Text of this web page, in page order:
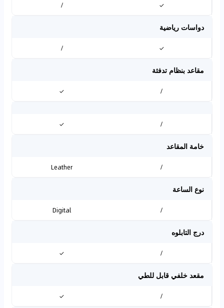
✓
/
دواسات رياضية
✓
/
مقاعد بنظام تدفئة
/
✓
/
✓
خامة المقاعد
/
Leather
نوع الساعة
/
Digital
درج التابلوه
/
✓
مقعد خلفي قابل للطي
/
✓